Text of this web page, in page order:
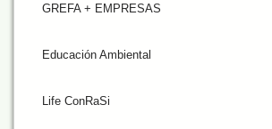
GREFA + EMPRESAS
Educación Ambiental
Life ConRaSi